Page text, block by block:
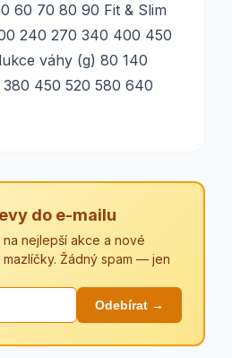
60 70 80 90 Fit & Slim
240 270 340 400 450
váhy (g) 80 140
380 450 520 580 640
do e-mailu
na nejlepší akce a nové
Žádný spam — jen
Odebírat →